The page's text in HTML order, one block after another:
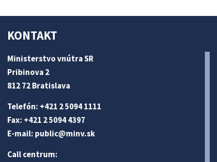
KONTAKT
Ministerstvo vnútra SR
Pribinova 2
812 72 Bratislava
Telefón: +421 2 5094 1111
Fax: +421 2 5094 4397
E-mail: public@minv.sk
Call centrum: